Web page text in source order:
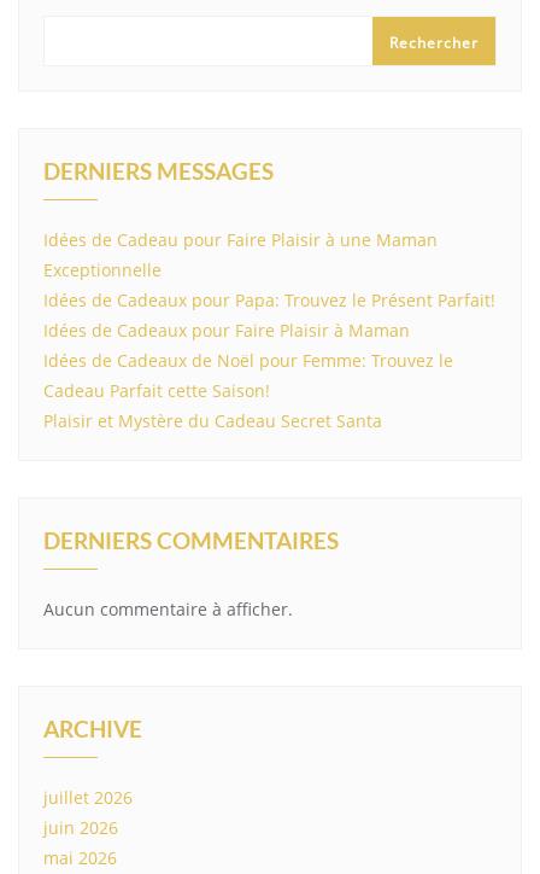
Rechercher
DERNIERS MESSAGES
Idées de Cadeau pour Faire Plaisir à une Maman
Exceptionnelle
Idées de Cadeaux pour Papa: Trouvez le Présent Parfait!
Idées de Cadeaux pour Faire Plaisir à Maman
Idées de Cadeaux de Noël pour Femme: Trouvez le
Cadeau Parfait cette Saison!
Plaisir et Mystère du Cadeau Secret Santa
DERNIERS COMMENTAIRES
Aucun commentaire à afficher.
ARCHIVE
juillet 2026
juin 2026
mai 2026